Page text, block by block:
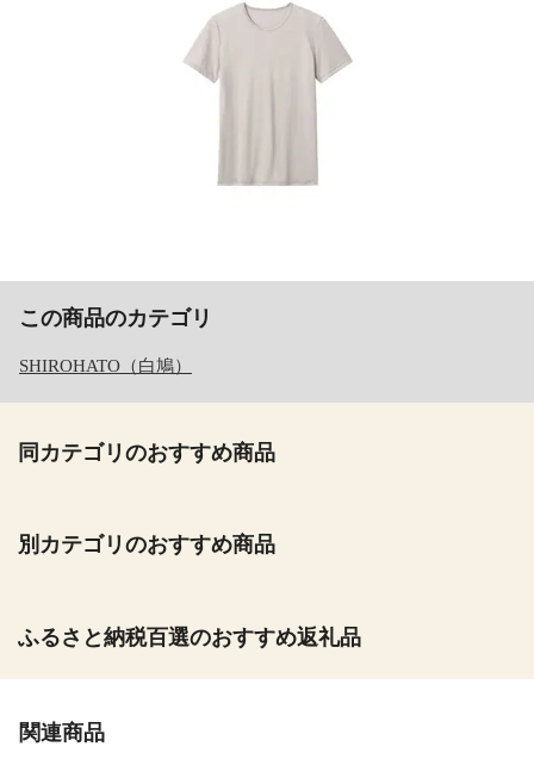
この商品のカテゴリ
SHIROHATO（白鳩）
同カテゴリのおすすめ商品
別カテゴリのおすすめ商品
ふるさと納税百選のおすすめ返礼品
関連商品